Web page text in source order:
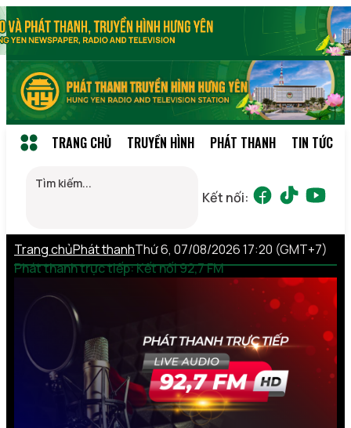
TRANG CHỦ TRUYỀN HÌNH PHÁT THANH TIN TỨC
Kết nối:
Trang chủPhát thanh
Phát thanh trực tiếp: Kết nối 92,7 FM
Thứ 6, 07/08/2026 17:20 (GMT+7)